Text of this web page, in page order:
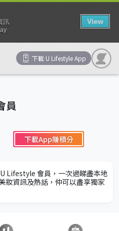
下載 U Lifestyle App
員
下載App賺積分
Lifestyle 會員，一次過睇盡本地
妝資訊及熱話，仲可以盡享獨家
訊
View